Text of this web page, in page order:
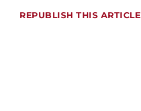
REPUBLISH THIS ARTICLE